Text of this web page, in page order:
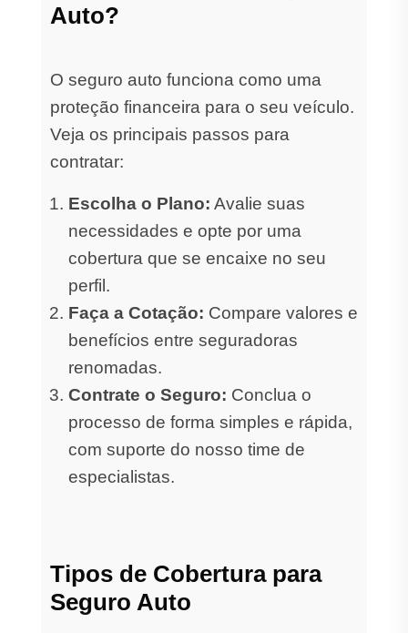
Auto?
O seguro auto funciona como uma
proteção financeira para o seu veículo.
Veja os principais passos para
contratar:
Escolha o Plano: Avalie suas
necessidades e opte por uma
cobertura que se encaixe no seu
perfil.
Faça a Cotação: Compare valores e
benefícios entre seguradoras
renomadas.
Contrate o Seguro: Conclua o
processo de forma simples e rápida,
com suporte do nosso time de
especialistas.
Tipos de Cobertura para
Seguro Auto